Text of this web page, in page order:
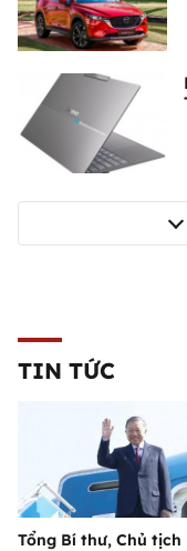
TIN TỨC
Tổng Bí thư, Chủ tịch